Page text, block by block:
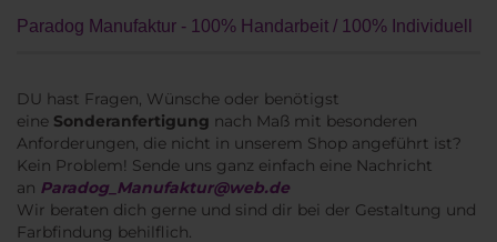
Paradog Manufaktur - 100% Handarbeit / 100% Individuell
DU hast Fragen, Wünsche oder benötigst
eine Sonderanfertigung nach Maß mit besonderen
Anforderungen, die nicht in unserem Shop angeführt ist?
Kein Problem! Sende uns ganz einfach eine Nachricht
an Paradog_Manufaktur@web.de
Wir beraten dich gerne und sind dir bei der Gestaltung und
Farbfindung behilflich.